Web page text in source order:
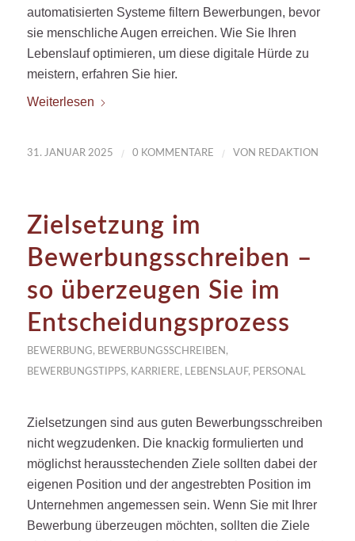
automatisierten Systeme filtern Bewerbungen, bevor
sie menschliche Augen erreichen. Wie Sie Ihren
Lebenslauf optimieren, um diese digitale Hürde zu
meistern, erfahren Sie hier.
Weiterlesen
31. JANUAR 2025 / 0 KOMMENTARE / VON REDAKTION
Zielsetzung im
Bewerbungsschreiben –
so überzeugen Sie im
Entscheidungsprozess
BEWERBUNG, BEWERBUNGSSCHREIBEN ,
BEWERBUNGSTIPPS, KARRIERE , LEBENSLAUF, PERSONAL
Zielsetzungen sind aus guten Bewerbungsschreiben
nicht wegzudenken. Die knackig formulierten und
möglichst herausstechenden Ziele sollten dabei der
eigenen Position und der angestrebten Position im
Unternehmen angemessen sein. Wenn Sie mit Ihrer
Bewerbung überzeugen möchten, sollten die Ziele